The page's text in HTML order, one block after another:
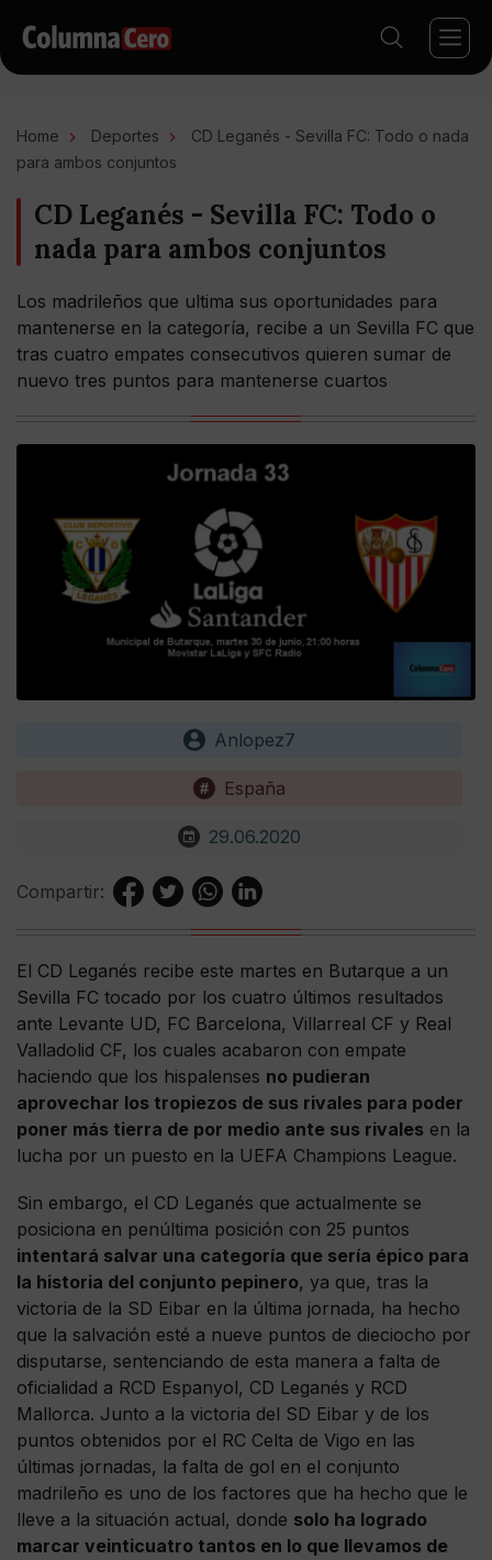
Home Deportes
CD Leganés - Sevilla FC: Todo o nada
para ambos conjuntos
CD Leganés - Sevilla FC: Todo o
nada para ambos conjuntos
Los madrileños que ultima sus oportunidades para
mantenerse en la categoría, recibe a un Sevilla FC que
tras cuatro empates consecutivos quieren sumar de
nuevo tres puntos para mantenerse cuartos
Anlopez7
España
29.06.2020
Compartir:
El CD Leganés recibe este martes en Butarque a un
Sevilla FC tocado por los cuatro últimos resultados
ante Levante UD, FC Barcelona, Villarreal CF y Real
Valladolid CF, los cuales acabaron con empate
haciendo que los hispalenses no pudieran
aprovechar los tropiezos de sus rivales para poder
poner más tierra de por medio ante sus rivales en la
lucha por un puesto en la UEFA Champions League.
Sin embargo, el CD Leganés que actualmente se
posiciona en penúltima posición con 25 puntos
intentará salvar una categoría que sería épico para
la historia del conjunto pepinero, ya que, tras la
victoria de la SD Eibar en la última jornada, ha hecho
que la salvación esté a nueve puntos de dieciocho por
disputarse, sentenciando de esta manera a falta de
oficialidad a RCD Espanyol, CD Leganés y RCD
Mallorca. Junto a la victoria del SD Eibar y de los
puntos obtenidos por el RC Celta de Vigo en las
últimas jornadas, la falta de gol en el conjunto
madrileño es uno de los factores que ha hecho que le
lleve a la situación actual, donde solo ha logrado
marcar veinticuatro tantos en lo que llevamos de